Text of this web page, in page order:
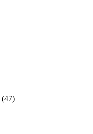
(47)